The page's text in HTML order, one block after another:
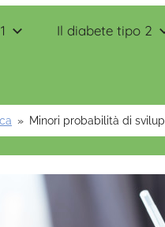
Il diabete tipo 2
Minori probabilità di